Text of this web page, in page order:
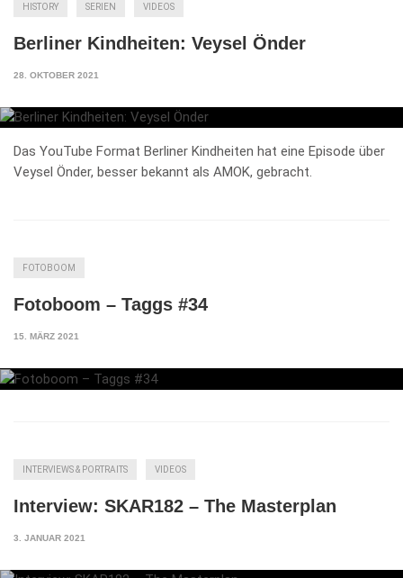
HISTORY SERIEN VIDEOS
Berliner Kindheiten: Veysel Önder
28. OKTOBER 2021
Das YouTube Format Berliner Kindheiten hat eine Episode über
Veysel Önder, besser bekannt als AMOK, gebracht.
FOTOBOOM
Fotoboom – Taggs #34
15. MÄRZ 2021
INTERVIEWS & PORTRAITS VIDEOS
Interview: SKAR182 – The Masterplan
3. JANUAR 2021